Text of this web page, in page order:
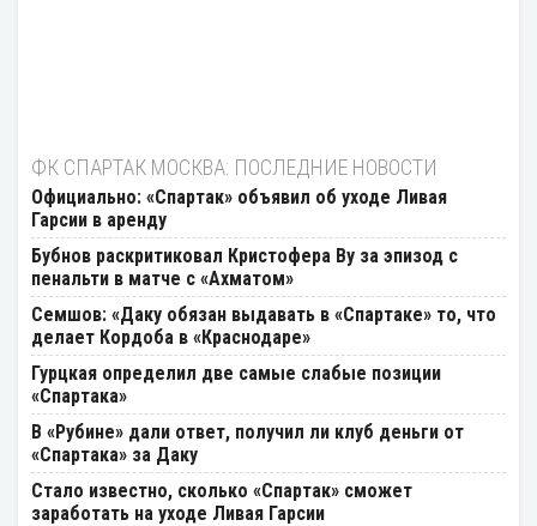
ФК СПАРТАК МОСКВА: ПОСЛЕДНИЕ НОВОСТИ
Официально: «Спартак» объявил об уходе Ливая
Гарсии в аренду
Бубнов раскритиковал Кристофера Ву за эпизод с
пенальти в матче с «Ахматом»
Семшов: «Даку обязан выдавать в «Спартаке» то, что
делает Кордоба в «Краснодаре»
Гурцкая определил две самые слабые позиции
«Спартака»
В «Рубине» дали ответ, получил ли клуб деньги от
«Спартака» за Даку
Стало известно, сколько «Спартак» сможет
заработать на уходе Ливая Гарсии